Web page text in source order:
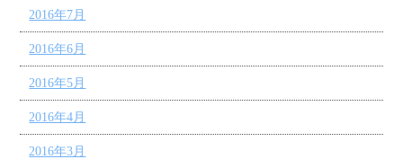
2016年7月
2016年6月
2016年5月
2016年4月
2016年3月